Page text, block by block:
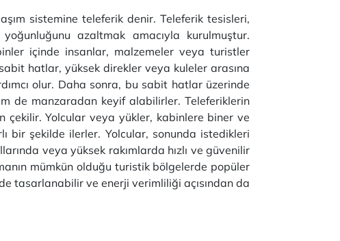
sistemine teleferik denir. Teleferik tesisleri,
azaltmak amacıyla kurulmuştur.
içinde insanlar, malzemeler veya turistler
hatlar, yüksek direkler veya kuleler arasına
olur. Daha sonra, bu sabit hatlar üzerinde
de manzaradan keyif alabilirler. Teleferiklerin
Yolcular veya yükler, kabinlere biner ve
bir şekilde ilerler. Yolcular, sonunda istedikleri
veya yüksek rakımlarda hızlı ve güvenilir
mümkün olduğu turistik bölgelerde popüler
tasarlanabilir ve enerji verimliliği açısından da